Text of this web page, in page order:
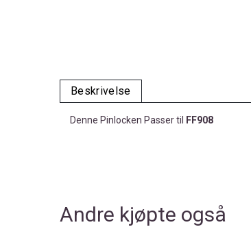
Beskrivelse
Denne Pinlocken Passer til FF908
Andre kjøpte også